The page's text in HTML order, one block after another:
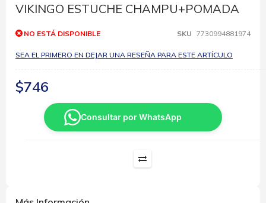
comienzo
de
galería
imágenes
VIKINGO ESTUCHE CHAMPU+POMADA
NO ESTÁ DISPONIBLE SKU 7730994881974
SEA EL PRIMERO EN DEJAR UNA RESEÑA PARA ESTE ARTÍCULO
$746
Consultar por WhatsApp